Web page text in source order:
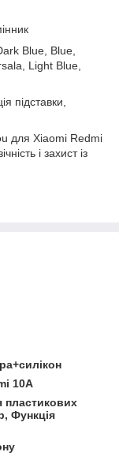
Blue, Blue,
Light Blue,
підставки,
для Xiaomi Redmi
і захист із
10A
пластикових
Функція